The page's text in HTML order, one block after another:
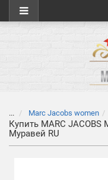
... Marc Jacobs women
Купить MARC JACOBS
Муравей RU